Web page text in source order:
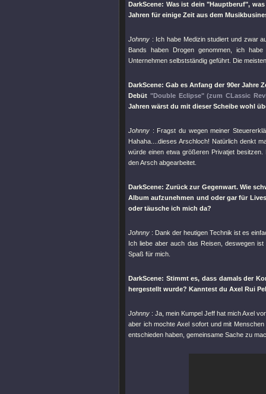
DarkScene: Was ist dein "Hauptberuf",
Jahren für einige Zeit aus dem
Johnny : Ich habe Medizin studiert und zwar
Bands haben Drogen genommen, ich
Unternehmen selbstständig geführt. Die
DarkScene: Gab es Anfang der 90er Jahre
Debüt "Double Eclipse" (zum CLassic
Jahren wärst du mit dieser Scheibe wohl
Johnny : Fragst du wegen meiner
Hahaha....dieses Arschloch! Natürlich denkt
würde einen etwa größeren Privatjet
den Arsch abgearbeitet.
DarkScene: Zurück zur Gegenwart. Wie
Album aufzunehmen und oder gar für
oder täusche ich mich da?
Johnny : Dank der heutigen Technik ist es
Ich liebe aber auch das Reisen, deswegen
Spaß für mich.
DarkScene: Stimmt es, dass damals der
hergestellt wurde? Kanntest du Axel Rui
Johnny : Ja, mein Kumpel Jeff hat mich Axel
aber ich mochte Axel sofort und mit
entschieden haben, gemeinsame Sache zu